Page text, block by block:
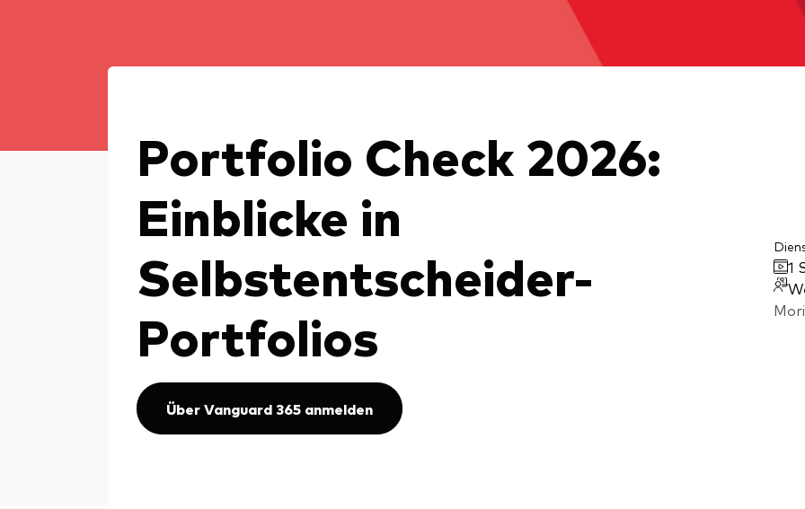
Money market
Research
Portfolio Check 2026:
Einblicke in
Selbstentscheider-
Portfolios
1
Über Vanguard 365 anmelden